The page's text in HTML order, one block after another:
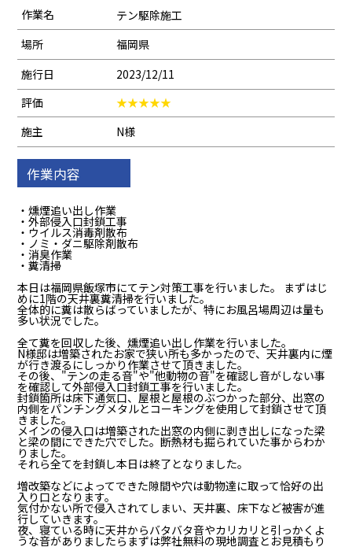
作業名
テン駆除施工
場所
福岡県
施行日
2023/12/11
評価
施主
N様
作業内容
・燻煙追い出し作業
・外部侵入口封鎖工事
・ウイルス消毒剤散布
・ノミ・ダニ駆除剤散布
・消臭作業
・糞清掃
本日は福岡県飯塚市にてテン対策工事を行いました。 まずはじ
めに1階の天井裏糞清掃を行いました。
全体的に糞は散らばっていましたが、特にお風呂場周辺は量も
多い状況でした。
全て糞を回収した後、燻煙追い出し作業を行いました。
N様邸は増築されたお家で狭い所も多かったので、天井裏内に煙
が行き渡るにしっかり作業させて頂きました。
その後、"テンの走る音"や"他動物の音"を確認し音がしない事
を確認して外部侵入口封鎖工事を行いました。
封鎖箇所は床下通気口、屋根と屋根のぶつかった部分、出窓の
内側をパンチングメタルとコーキングを使用して封鎖させて頂
きました。
メインの侵入口は増築された出窓の内側に剥き出しになった梁
と梁の間にできた穴でした。断熱材も掘られていた事からわか
りました。
それら全てを封鎖し本日は終了となりました。
増改築などによってできた隙間や穴は動物達に取って恰好の出
入り口となります。
気付かない所で侵入されてしまい、天井裏、床下など被害が進
行していきます。
夜、寝ている時に天井からバタバタ音やカリカリと引っかくよ
うな音がありましたらまずは弊社無料の現地調査とお見積もり